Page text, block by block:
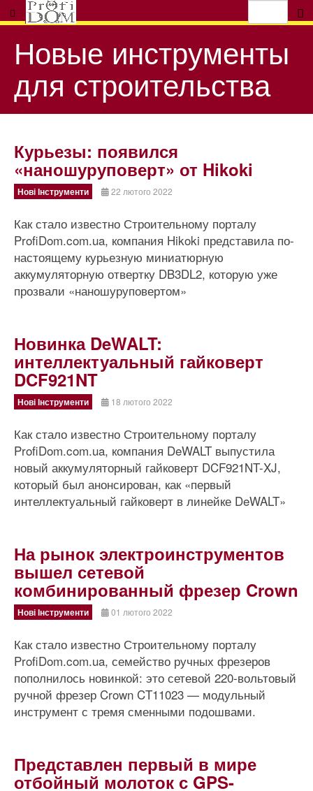
Новые инструменты
для строительства
Курьезы: появился
«наношуруповерт» от Hikoki
Нові Інструменти 22 лютого 2022
Как стало известно Строительному порталу
ProfiDom.com.ua, компания Hikoki представила по-
настоящему курьезную миниатюрную
аккумуляторную отвертку DB3DL2, которую уже
прозвали «наношуруповертом»
Новинка DeWALT:
интеллектуальный гайковерт
DCF921NT
Нові Інструменти 18 лютого 2022
Как стало известно Строительному порталу
ProfiDom.com.ua, компания DeWALT выпустила
новый аккумуляторный гайковерт DCF921NT-XJ,
который был анонсирован, как «первый
интеллектуальный гайковерт в линейке DeWALT»
На рынок электроинструментов
вышел сетевой
комбинированный фрезер Crown
Нові Інструменти 01 лютого 2022
Как стало известно Строительному порталу
ProfiDom.com.ua, семейство ручных фрезеров
пополнилось новинкой: это сетевой 220‑вольтовый
ручной фрезер Crown CT11023 — модульный
инструмент с тремя сменными подошвами.
Представлен первый в мире
отбойный молоток с GPS-